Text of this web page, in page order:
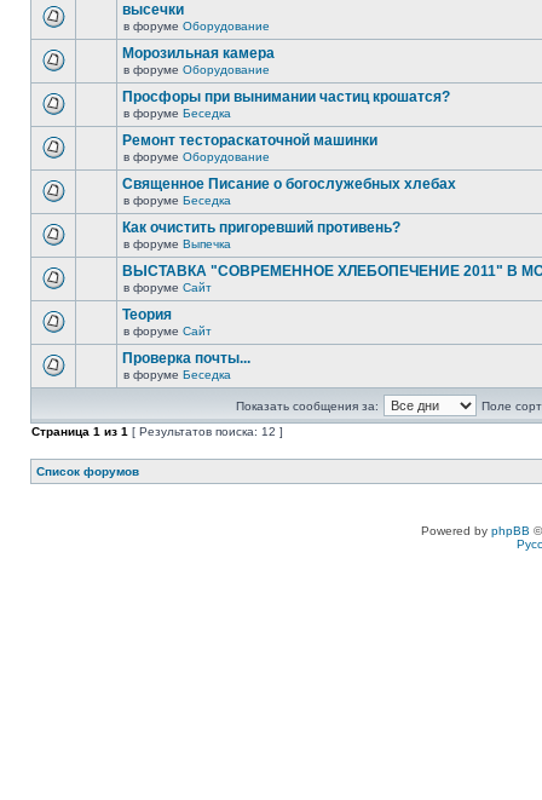
высечки
в форуме Оборудование
Морозильная камера
в форуме Оборудование
Просфоры при вынимании частиц крошатся?
в форуме Беседка
Ремонт тестораскаточной машинки
в форуме Оборудование
Священное Писание о богослужебных хлебах
в форуме Беседка
Как очистить пригоревший противень?
в форуме Выпечка
ВЫСТАВКА "СОВРЕМЕННОЕ ХЛЕБОПЕЧЕНИЕ 2011" В
в форуме Сайт
Теория
в форуме Сайт
Проверка почты...
в форуме Беседка
Показать сообщения за:
Поле
Страница 1 из 1 [ Результатов поиска: 12 ]
Список форумов
Powered by phpBB